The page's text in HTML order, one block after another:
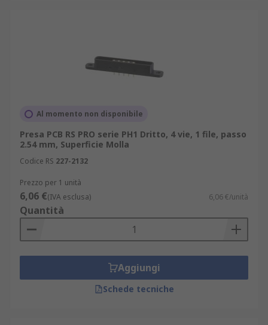
Al momento non disponibile
Presa PCB RS PRO serie PH1 Dritto, 4 vie, 1 file, passo
2.54 mm, Superficie Molla
Codice RS 227-2132
Prezzo per 1 unità
6,06 €(IVA esclusa) 6,06 €/unità
Quantità
Aggiungi
Schede tecniche